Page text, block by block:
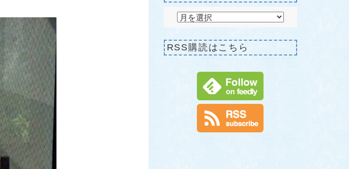
RSS購読はこちら